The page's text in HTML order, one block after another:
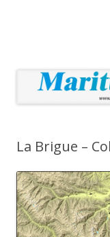
La Brigue –